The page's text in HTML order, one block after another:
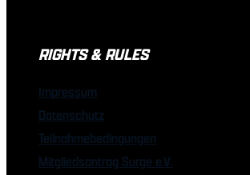
RIGHTS & RULES
Impressum
Datenschutz
Teilnahmebedingungen
Mitgliedsantrag Surge e.V.